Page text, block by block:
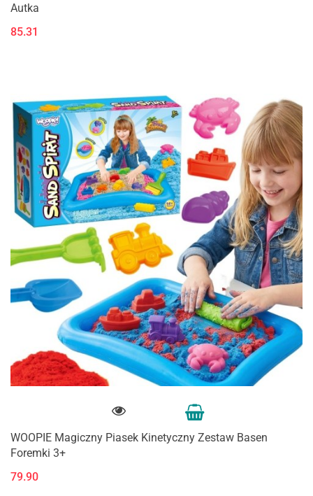
Autka
85.31
WOOPIE Magiczny Piasek Kinetyczny Zestaw Basen
Foremki 3+
79.90